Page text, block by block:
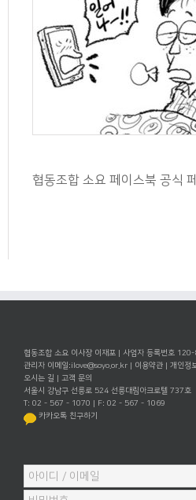
협동조합 소요 페이스북 공식
협동조합 소요 이사장 이재포 | 사업자 등록번호
관리자 이메일:ilove@soyo.or.kr | 이용약관 | 개인정
오시는 길 | 고객 문의
서울시 강남구 선릉로 524 선릉대림아크로텔 737호
T: 02 - 567 - 1070 | F: 02 - 567 - 1069
카카오톡 친구하기